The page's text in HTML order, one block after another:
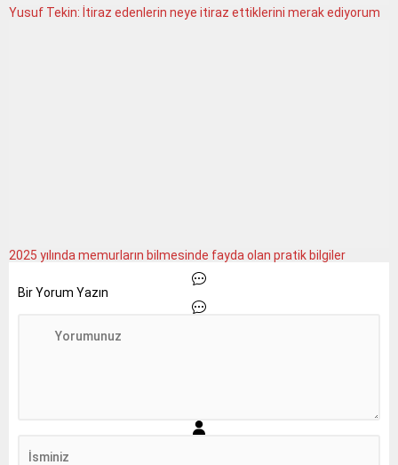
Yusuf Tekin: İtiraz edenlerin neye itiraz ettiklerini merak ediyorum
2025 yılında memurların bilmesinde fayda olan pratik bilgiler
Bir Yorum Yazın